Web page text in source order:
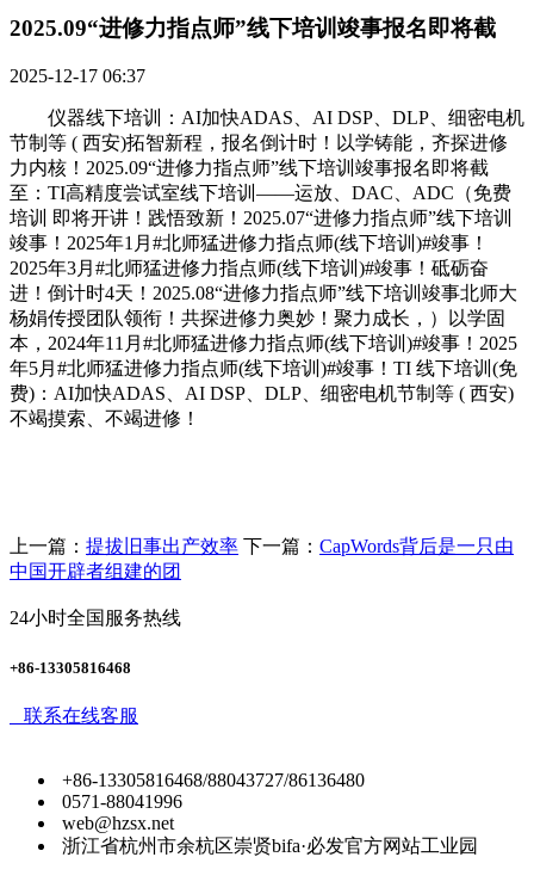
2025.09“进修力指点师”线下培训竣事报名即将截​
2025-12-17 06:37
仪器线下培训：AI加快ADAS、AI DSP、DLP、细密电机
节制等 ( 西安)拓智新程，报名倒计时！以学铸能，齐探进修
力内核！2025.09“进修力指点师”线下培训竣事报名即将截
至：TI高精度尝试室线下培训——运放、DAC、ADC（免费
培训 即将开讲！践悟致新！2025.07“进修力指点师”线下培训
竣事！2025年1月#北师猛进修力指点师(线下培训)#竣事！
2025年3月#北师猛进修力指点师(线下培训)#竣事！砥砺奋
进！倒计时4天！2025.08“进修力指点师”线下培训竣事北师大
杨娟传授团队领衔！共探进修力奥妙！聚力成长，）以学固
本，2024年11月#北师猛进修力指点师(线下培训)#竣事！2025
年5月#北师猛进修力指点师(线下培训)#竣事！TI 线下培训(免
费)：AI加快ADAS、AI DSP、DLP、细密电机节制等 ( 西安)
不竭摸索、不竭进修！
上一篇： 提拔旧事出产效率 下一篇： CapWords背后是一只由
中国开辟者组建的团
24小时全国服务热线
+86-13305816468
联系在线客服
+86-13305816468/88043727/86136480
0571-88041996
web@hzsx.net
浙江省杭州市余杭区崇贤bifa·必发官方网站工业园